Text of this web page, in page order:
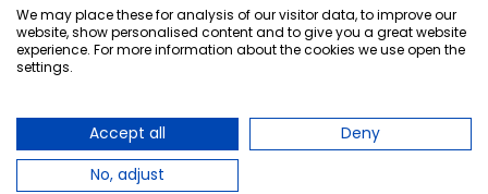
We may place these for analysis of our visitor data, to improve our
website, show personalised content and to give you a great website
experience. For more information about the cookies we use open the
settings.
Accept all
Deny
No, adjust